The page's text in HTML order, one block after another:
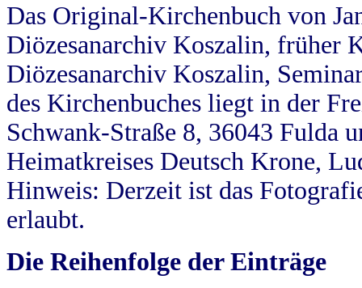
Das Original-Kirchenbuch von
Diözesanarchiv Koszalin, früher
Diözesanarchiv Koszalin,
des Kirchenbuches liegt in der
Schwank-Straße 8, 36043 Fulda
Heimatkreises Deutsch Krone,
Hinweis: Derzeit ist das
erlaubt.
Die Reihenfolge der Einträge